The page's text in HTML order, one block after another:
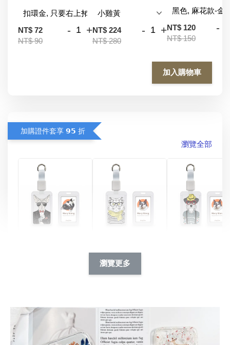
NT$ 72
NT$ 90
- +NT$ 224
NT$ 280
- +NT$ 120
NT$ 150
-
加入購物車
加購證件套享 𝟵𝟱 折
瀏覽全部
NT$ 214
- +
件套(附伸縮卡扣)
CSAA05
NT$ 214
NT$ 225
-
瀏覽更多